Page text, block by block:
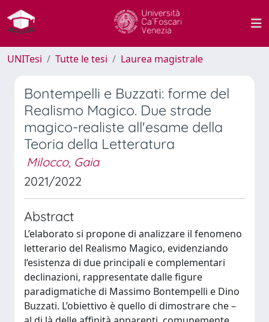
UNITesi Tutte le tesi Laurea magistrale
Bontempelli e Buzzati: forme del
Realismo Magico. Due strade
magico-realiste all'esame della
Teoria della Letteratura
Milocco, Gaia
2021/2022
Abstract
L’elaborato si propone di analizzare il fenomeno
letterario del Realismo Magico, evidenziando
l’esistenza di due principali e complementari
declinazioni, rappresentate dalle figure
paradigmatiche di Massimo Bontempelli e Dino
Buzzati. L’obiettivo è quello di dimostrare che –